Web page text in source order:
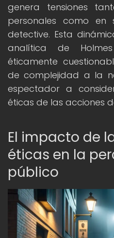
genera tensiones
personales como en
detective. Esta
analítica de
éticamente
de complejidad a la
espectador a
éticas de las acciones
El impacto de
éticas en la
público